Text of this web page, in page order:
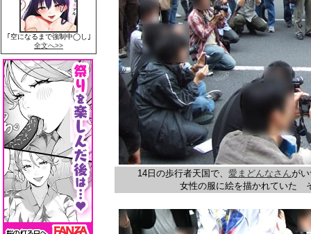
14日の歩行者天国で、 愛まどんなさんが
女性の服に絵を描かれていた